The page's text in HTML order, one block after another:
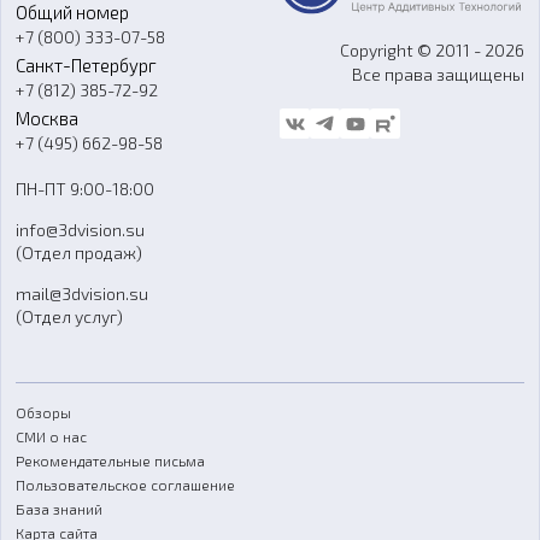
Программное обеспечение
Ремонт и услуги
О компании
Контакты
Гос. закупки
Стать дилером
Блог
FAQ
Общий номер
+7 (800) 333-07-58
Санкт-Петербург
+7 (812) 385-72-92
Москва
+7 (495) 662-98-58
ПН-ПТ 9:00-18:00
info@3dvision.su
(Отдел продаж)
mail@3dvision.su
(Отдел услуг)
Copyright © 2011 - 2026
Все права защищены
Обзоры
СМИ о нас
Рекомендательные письма
Пользовательское соглашение
База знаний
Карта сайта